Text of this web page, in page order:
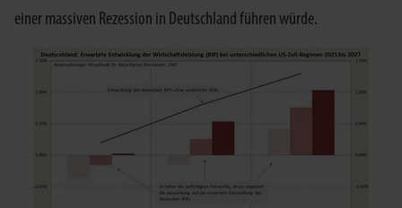
einer massiven Rezession in Deutschland führen würde.